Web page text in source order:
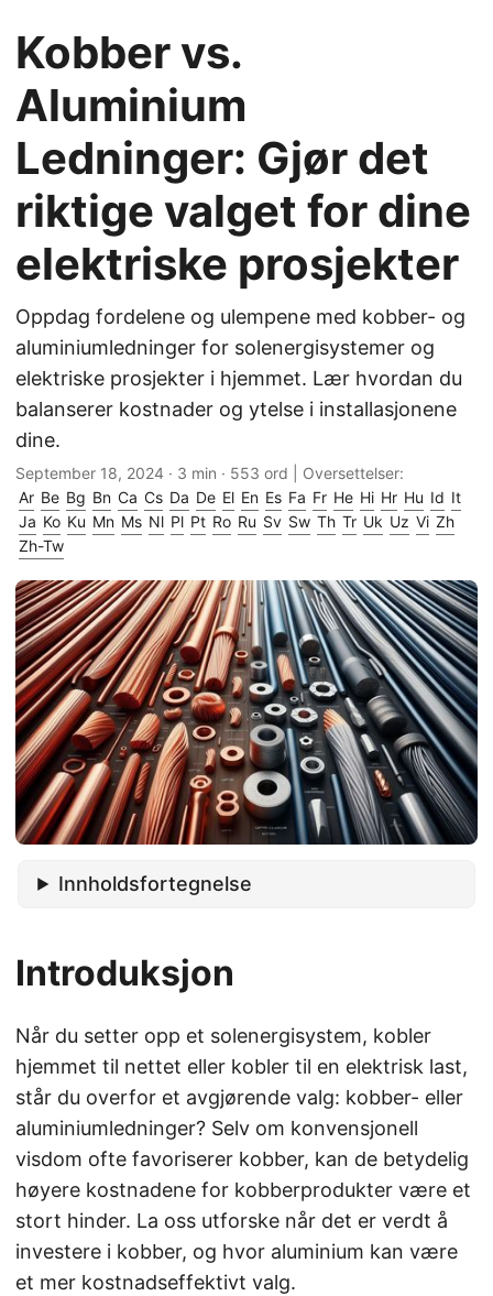
Kobber vs.
Aluminium
Ledninger: Gjør det
riktige valget for dine
elektriske prosjekter
Oppdag fordelene og ulempene med kobber- og
aluminiumledninger for solenergisystemer og
elektriske prosjekter i hjemmet. Lær hvordan du
balanserer kostnader og ytelse i installasjonene
dine.
September 18, 2024 · 3 min · 553 ord | Oversettelser:
Ar Be Bg Bn Ca Cs Da De El En Es Fa Fr He Hi Hr Hu Id It
Ja Ko Ku Mn Ms Nl Pl Pt Ro Ru Sv Sw Th Tr Uk Uz Vi Zh
Zh-Tw
Innholdsfortegnelse
Introduksjon
Når du setter opp et solenergisystem, kobler
hjemmet til nettet eller kobler til en elektrisk last,
står du overfor et avgjørende valg: kobber- eller
aluminiumledninger? Selv om konvensjonell
visdom ofte favoriserer kobber, kan de betydelig
høyere kostnadene for kobberprodukter være et
stort hinder. La oss utforske når det er verdt å
investere i kobber, og hvor aluminium kan være
et mer kostnadseffektivt valg.